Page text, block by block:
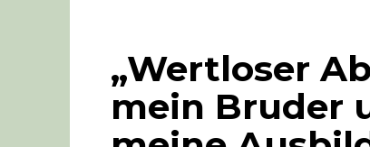
„Wertloser
mein Bruder